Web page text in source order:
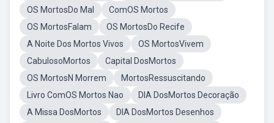
OS MortosDo Mal
ComOS Mortos
OS MortosFalam
OS MortosDo Recife
A Noite Dos Mortos Vivos
OS MortosVivem
CabulosoMortos
Capital DosMortos
OS MortosN Morrem
MortosRessuscitando
Livro ComOS Mortos Nao
DIA DosMortos Decoração
A Missa DosMortos
DIA DosMortos Desenhos